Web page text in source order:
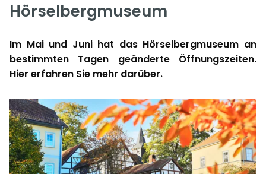
Hörselbergmuseum
Im Mai und Juni hat das Hörselbergmuseum an
bestimmten Tagen geänderte Öffnungszeiten.
Hier erfahren Sie mehr darüber.